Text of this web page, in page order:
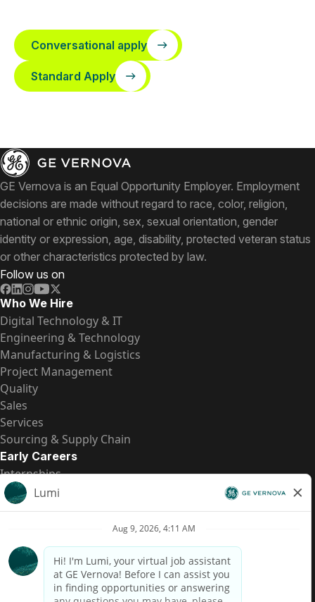
Conversational apply
Standard Apply
GE Vernova is an Equal Opportunity Employer. Employment
decisions are made without regard to race, color, religion,
national or ethnic origin, sex, sexual orientation, gender
identity or expression, age, disability, protected veteran status
or other characteristics protected by law.
Follow us on
Who We Hire
Digital Technology & IT
Engineering & Technology
Manufacturing & Logistics
Project Management
Quality
Sales
Services
Sourcing & Supply Chain
Early Careers
Internships
Entry-Level Positions
All Opportunities
Candidate Privacy Notice
Fraud Alert
Brazil Pay Transparency (Relatório de Transparência